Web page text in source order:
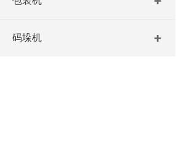
码垛机